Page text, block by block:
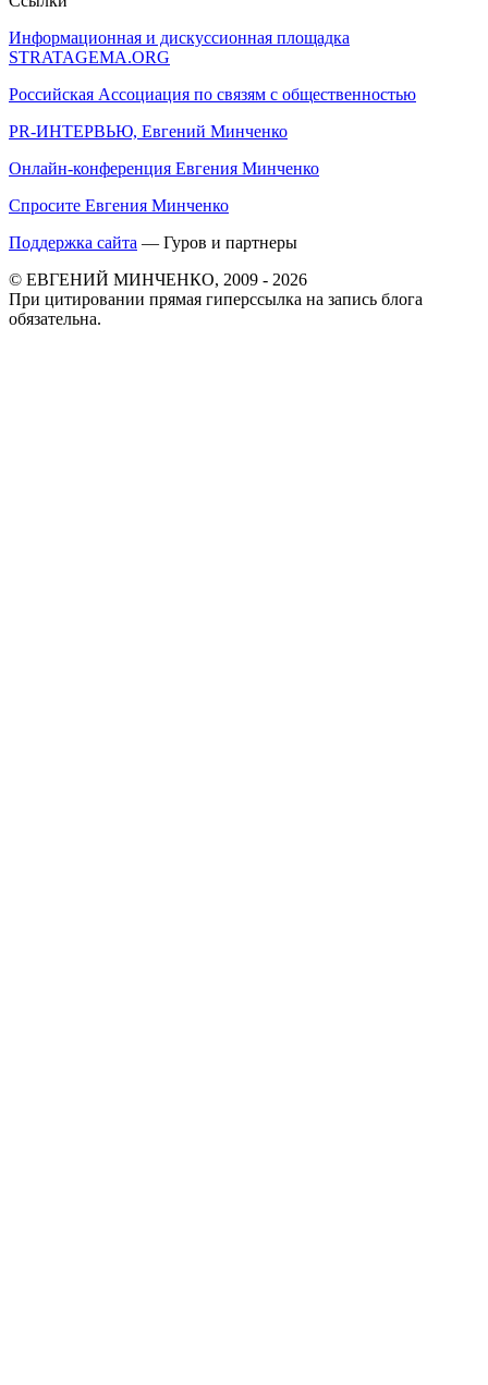
Информационная и дискуссионная площадка
STRATAGEMA.ORG
Российская Ассоциация по связям с общественностью
PR-ИНТЕРВЬЮ, Евгений Минченко
Онлайн-конференция Евгения Минченко
Спросите Евгения Минченко
Поддержка сайта — Гуров и партнеры
© ЕВГЕНИЙ МИНЧЕНКО, 2009 - 2026
При цитировании прямая гиперссылка на запись блога
обязательна.